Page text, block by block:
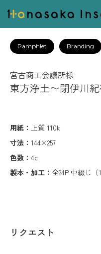
Pamphlet Branding
宮古商工会議所様
東方浄土〜閉伊川紀
用紙： 上質 110k
寸法： 144×257
色数： 4c
製本・加工： 全24P 中綴じ（
リクエスト